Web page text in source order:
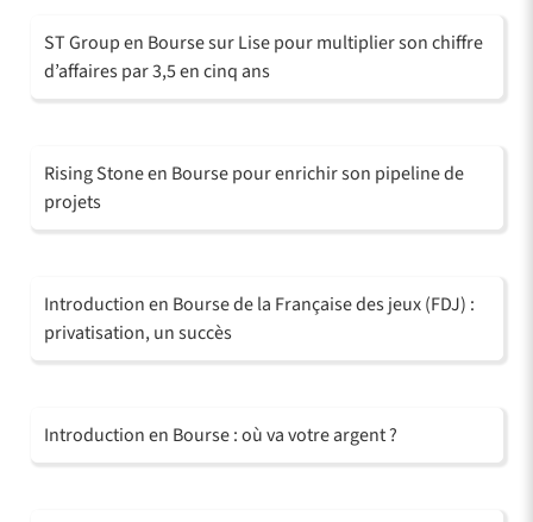
ST Group en Bourse sur Lise pour multiplier son chiffre
d’affaires par 3,5 en cinq ans
Rising Stone en Bourse pour enrichir son pipeline de
projets
Introduction en Bourse de la Française des jeux (FDJ) :
privatisation, un succès
Introduction en Bourse : où va votre argent ?